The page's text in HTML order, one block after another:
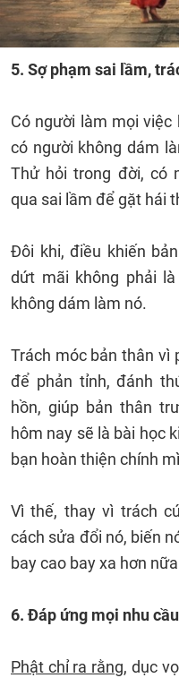
5. Sợ phạm sai lầm,
Có người làm mọi việc
có người không dám
Thử hỏi trong đời, có
qua sai lầm để gặt hái
Đôi khi, điều khiến
dứt mãi không phải
không dám làm nó.
Trách móc bản thân vì
để phản tỉnh, đánh
hồn, giúp bản thân
hôm nay sẽ là bài học
bạn hoàn thiện chính
Vì thế, thay vì trách
cách sửa đổi nó, biến
bay cao bay xa hơn
6. Đáp ứng mọi nhu
Phật chỉ ra rằng, dục